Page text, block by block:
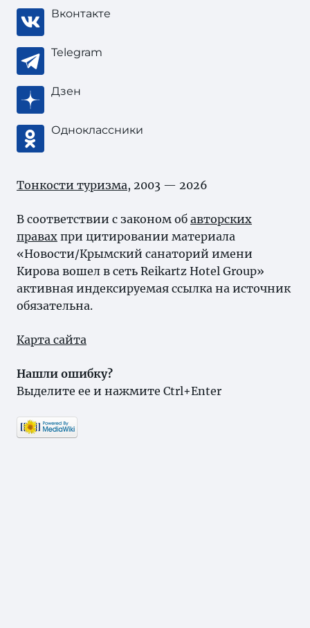
Вконтакте
Telegram
Дзен
Одноклассники
Тонкости туризма, 2003 — 2026
В соответствии с законом об авторских
правах при цитировании материала
«Новости/Крымский санаторий имени
Кирова вошел в сеть Reikartz Hotel Group»
активная индексируемая ссылка на источник
обязательна.
Карта сайта
Нашли ошибку?
Выделите ее и нажмите Ctrl+Enter